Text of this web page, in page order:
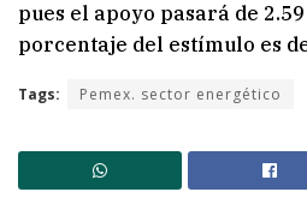
pues el apoyo pasará de
porcentaje del estímulo es
Tags: Pemex. sector energético